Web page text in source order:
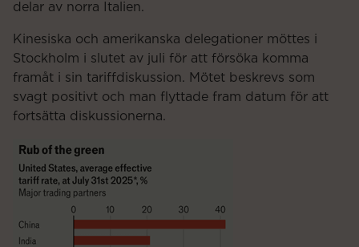
delar av norra Italien.
Kinesiska och amerikanska delegationer möttes i
Stockholm i slutet av juli för att försöka komma
framåt i sin tariffdiskussion. Mötet beskrevs som
svagt positivt och man flyttade fram datum för att
fortsätta diskussionerna.